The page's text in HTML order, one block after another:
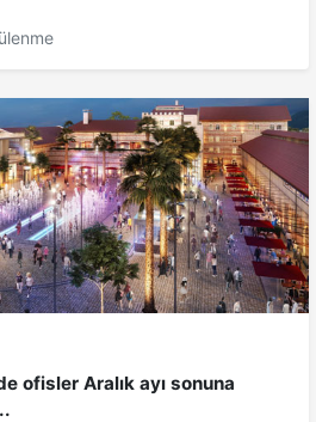
ofisler Aralık ayı sonuna